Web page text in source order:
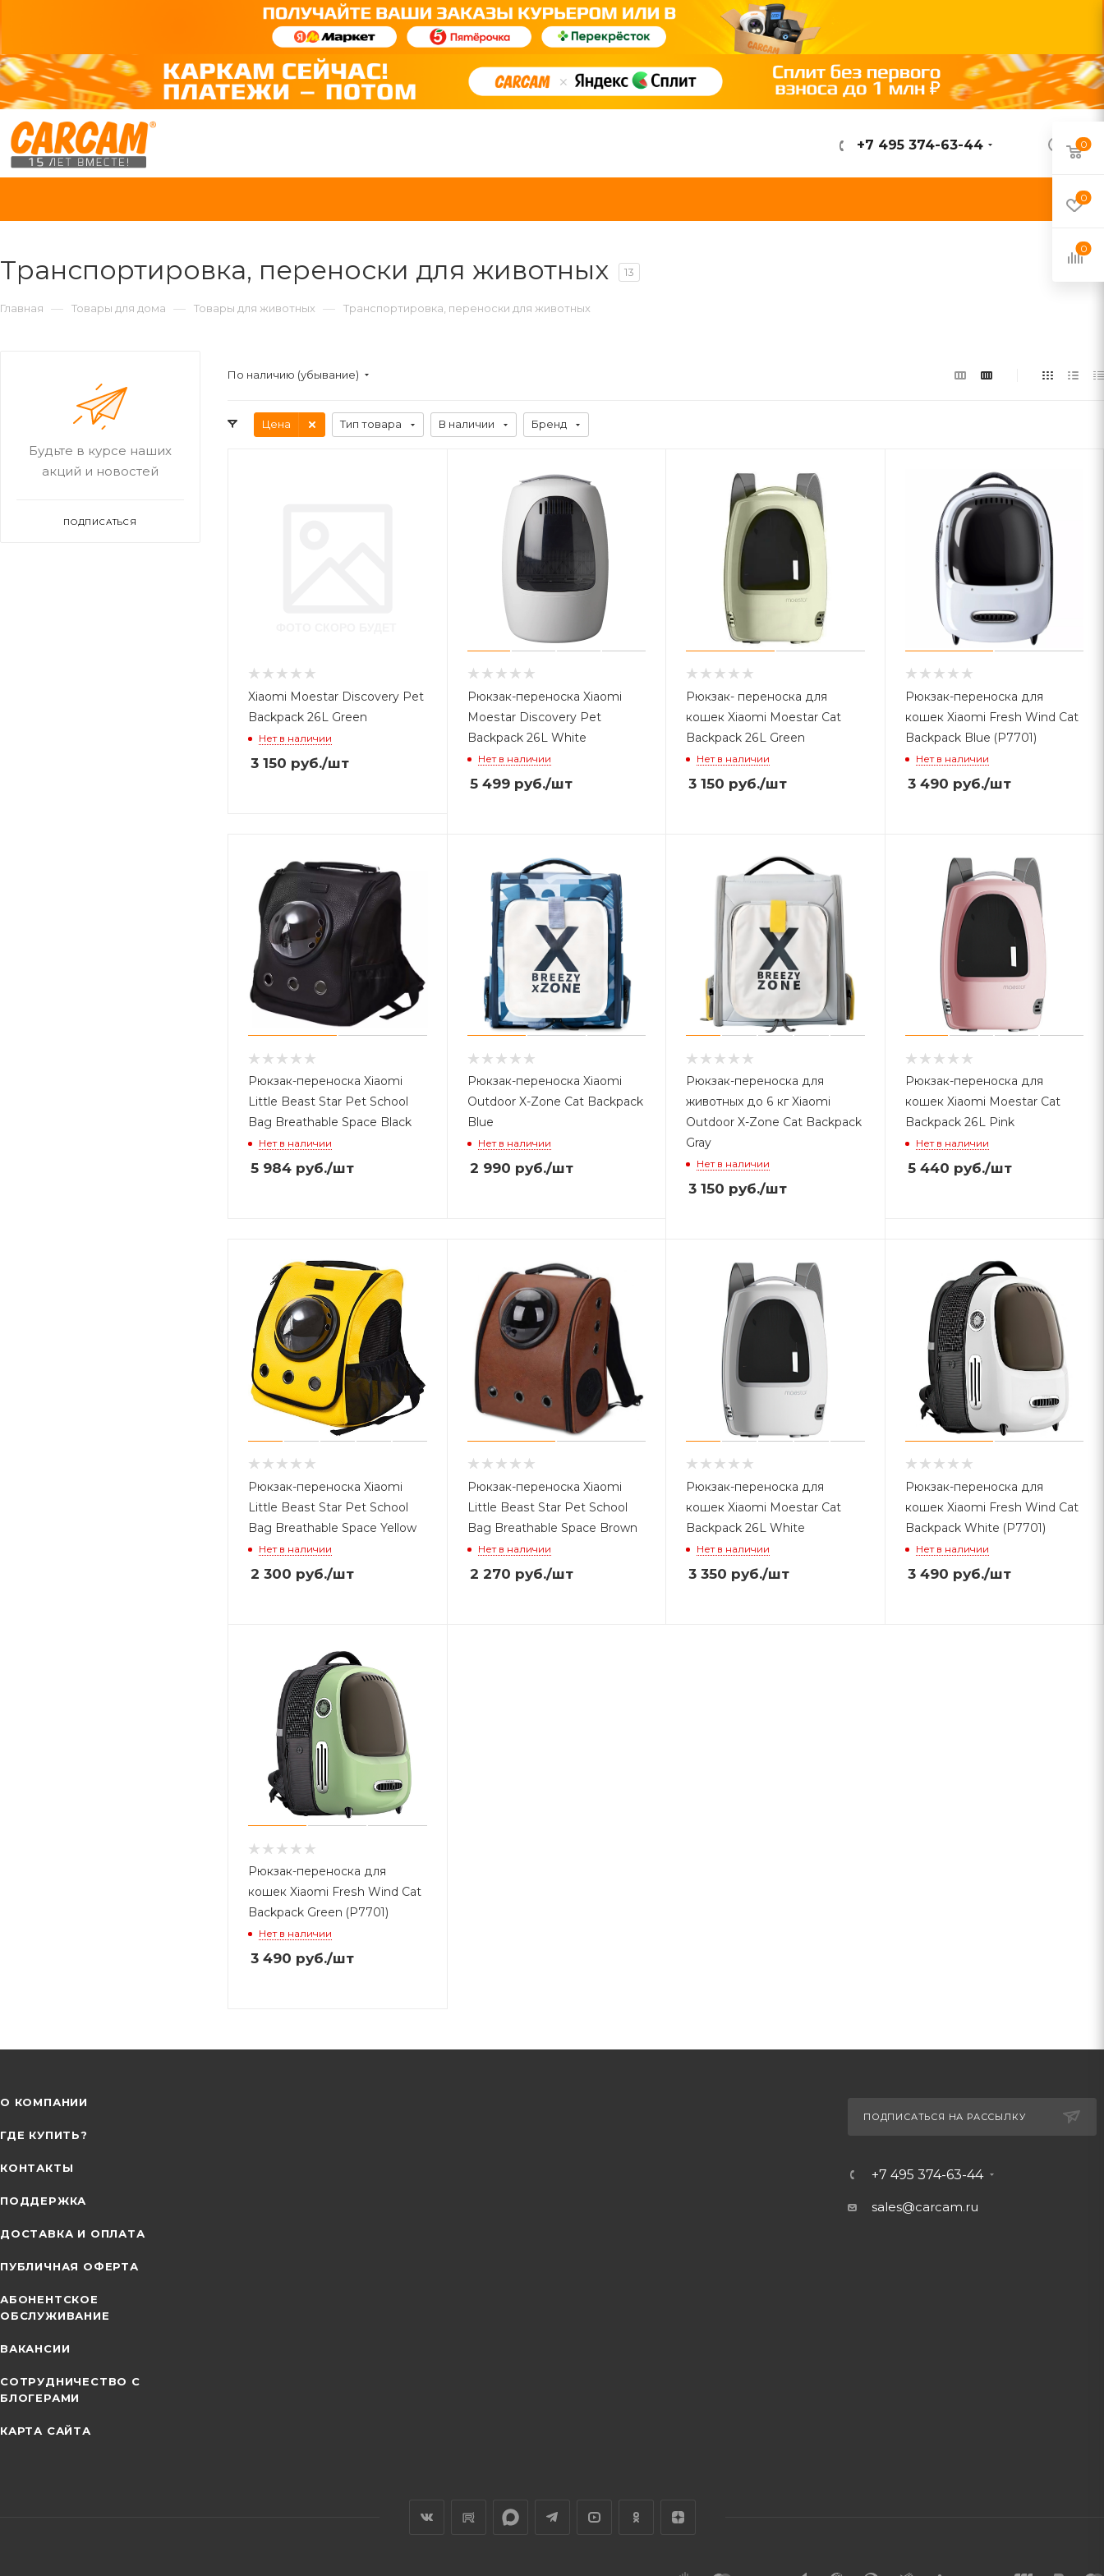
ВОЙТИ
+7 495 374-63-44
Транспортировка, переноски для животных 13
Главная — Товары для дома — Товары для животных — Транспортировка, переноски для животных
По наличию (убывание)
Цена Тип товара В наличии Бренд
Xiaomi Moestar Discovery Pet
Backpack 26L Green
Нет в наличии
3 150 руб./шт
Рюкзак-переноска Xiaomi
Moestar Discovery Pet
Backpack 26L White
Нет в наличии
5 499руб./шт
Рюкзак- переноска для
кошек Xiaomi Moestar Cat
Backpack 26L Green
Нет в наличии
3 150 руб./шт
Рюкзак-переноска для
кошек Xiaomi Fresh Wind Cat
Backpack Blue (P7701)
Нет в наличии
3 490 руб./шт
Рюкзак-переноска Xiaomi
Little Beast Star Pet School
Bag Breathable Space Black
Нет в наличии
5 984 руб./шт
Рюкзак-переноска Xiaomi
Outdoor X-Zone Cat Backpack
Blue
Нет в наличии
2 990 руб./шт
Рюкзак-переноска для
животных до 6 кг Xiaomi
Outdoor X-Zone Cat Backpack
Gray
Нет в наличии
3 150 руб./шт
Рюкзак-переноска для
кошек Xiaomi Moestar Cat
Backpack 26L Pink
Нет в наличии
5 440 руб./шт
Рюкзак-переноска Xiaomi
Little Beast Star Pet School
Bag Breathable Space Yellow
Нет в наличии
2 300 руб./шт
Рюкзак-переноска Xiaomi
Little Beast Star Pet School
Bag Breathable Space Brown
Нет в наличии
2 270 руб./шт
Рюкзак-переноска для
кошек Xiaomi Moestar Cat
Backpack 26L White
Нет в наличии
3 350 руб./шт
Рюкзак-переноска для
кошек Xiaomi Fresh Wind Cat
Backpack White (P7701)
Нет в наличии
3 490 руб./шт
Рюкзак-переноска для
кошек Xiaomi Fresh Wind Cat
Backpack Green (P7701)
Нет в наличии
3 490 руб./шт
Будьте в курсе наших
акций и новостей
ПОДПИСАТЬСЯ
О КОМПАНИИ
ГДЕ КУПИТЬ?
КОНТАКТЫ
ПОДДЕРЖКА
ДОСТАВКА И ОПЛАТА
ПУБЛИЧНАЯ ОФЕРТА
АБОНЕНТСКОЕ
ОБСЛУЖИВАНИЕ
ВАКАНСИИ
СОТРУДНИЧЕСТВО С
БЛОГЕРАМИ
КАРТА САЙТА
ПОДПИСАТЬСЯ НА РАССЫЛКУ
+7 495 374-63-44
sales@carcam.ru
0
0
0